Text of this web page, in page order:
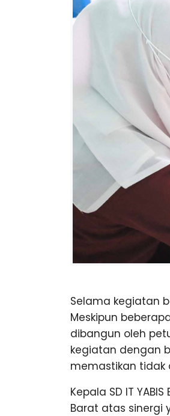
Selama kegiatan
Meskipun
dibangun oleh
kegiatan dengan
memastikan tidak
Kepala SD IT
Barat atas sinergi